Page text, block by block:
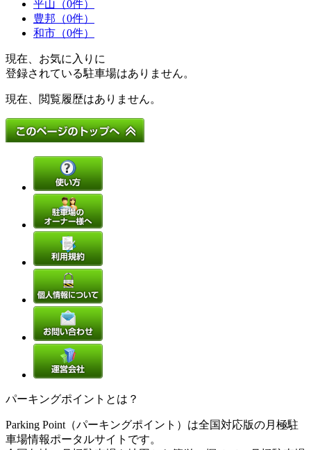
平山（0件）
豊邦（0件）
和市（0件）
現在、お気に入りに
登録されている駐車場はありません。
現在、閲覧履歴はありません。
パーキングポイントとは？
Parking Point（パーキングポイント）は全国対応版の月極駐
車場情報ポータルサイトです。